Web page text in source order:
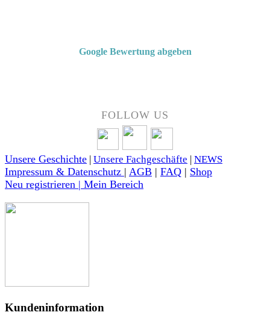
Google Bewertung abgeben
FOLLOW US
Unsere Geschichte Unsere Fachgeschäfte NEWS
Impressum & Datenschutz | AGB | FAQ | Shop
Neu registrieren | Mein Bereich
Kundeninformation